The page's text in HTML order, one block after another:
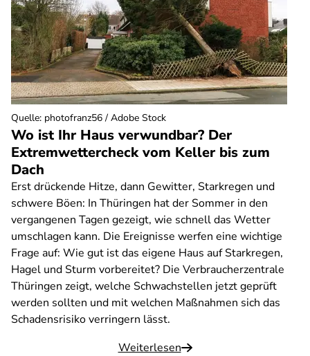
Wo ist Ihr Haus verwundbar? Der
Extremwettercheck vom Keller bis zum
Dach
Erst drückende Hitze, dann Gewitter, Starkregen und
schwere Böen: In Thüringen hat der Sommer in den
vergangenen Tagen gezeigt, wie schnell das Wetter
umschlagen kann. Die Ereignisse werfen eine wichtige
Frage auf: Wie gut ist das eigene Haus auf Starkregen,
Hagel und Sturm vorbereitet? Die Verbraucherzentrale
Thüringen zeigt, welche Schwachstellen jetzt geprüft
werden sollten und mit welchen Maßnahmen sich das
Schadensrisiko verringern lässt.
Weiterlesen
Quelle: photofranz56 / Adobe Stock